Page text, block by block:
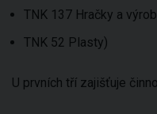
TNK 137 Hračky a
TNK 52 Plasty)
U prvních tří zajišťuje